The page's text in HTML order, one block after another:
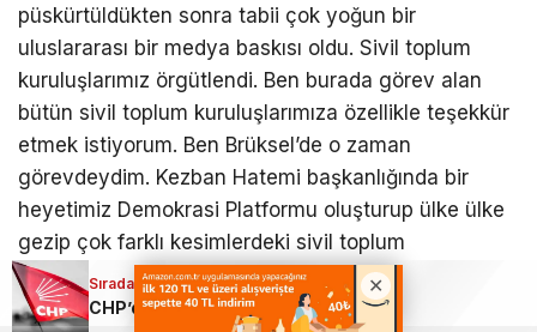
Sıradaki Haber
Bakan Göktaş: “15 Temmuz’u unutmadık, unutturmayacağız”
püskürtüldükten sonra tabii çok yoğun bir
uluslararası bir medya baskısı oldu. Sivil toplum
kuruluşlarımız örgütlendi. Ben burada görev alan
bütün sivil toplum kuruluşlarımıza özellikle teşekkür
etmek istiyorum. Ben Brüksel’de o zaman
görevdeydim. Kezban Hatemi başkanlığında bir
heyetimiz Demokrasi Platformu oluşturup ülke ülke
gezip çok farklı kesimlerdeki sivil toplum
kuruluşlarımız temsilen yurt dışı temaslarda
bulundular ve hain darbe girişiminin ülkemiz
Sıradaki Haber
CHP’de 8 İl Başkanı görevden alındı, yeni atamalar yapıldı